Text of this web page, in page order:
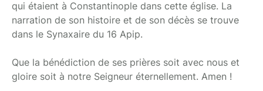
qui étaient à Constantinople dans cette église. La
narration de son histoire et de son décès se trouve
dans le Synaxaire du 16 Apip.
Que la bénédiction de ses prières soit avec nous et
gloire soit à notre Seigneur éternellement. Amen !